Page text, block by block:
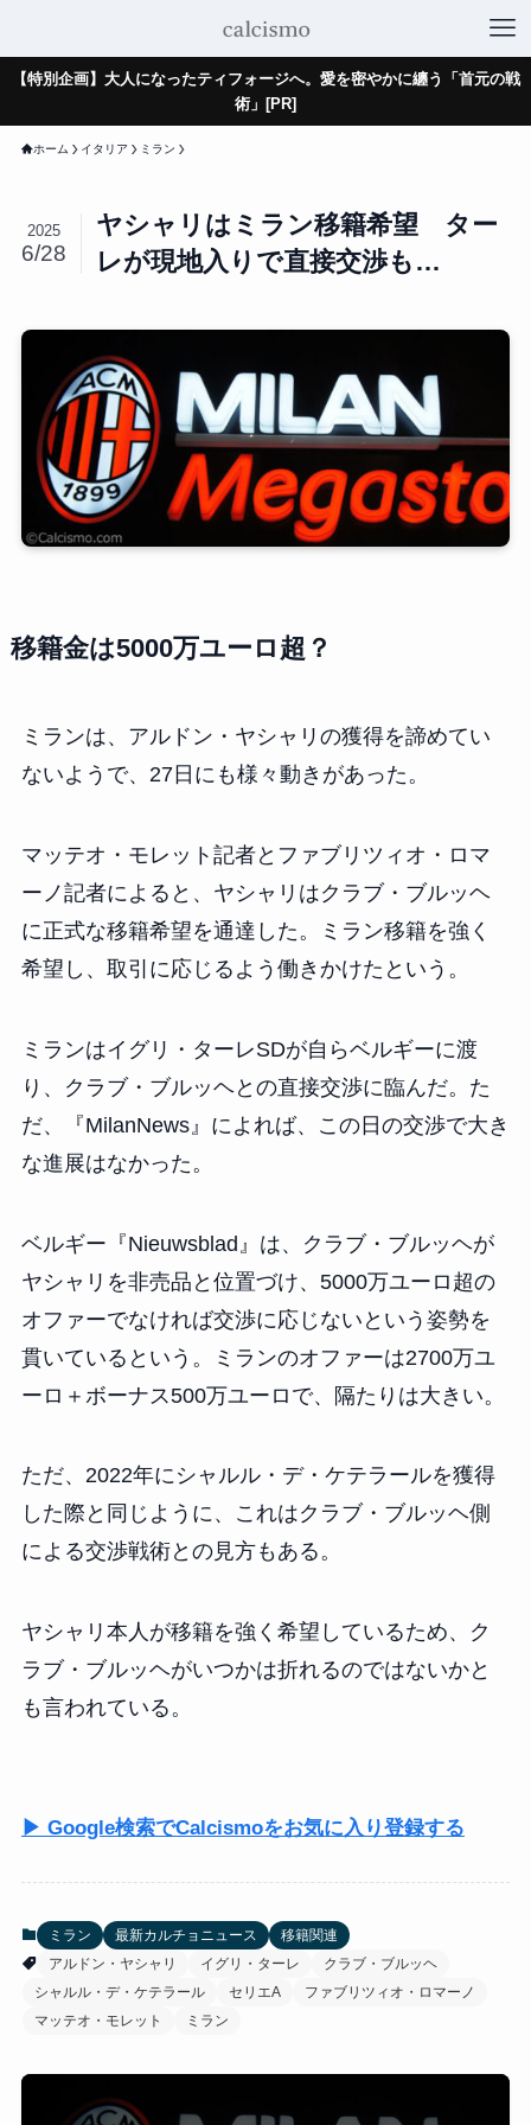
【特別企画】大人になったティフォージへ。愛を密やかに纏う「首元の戦
術」[PR]
ホーム イタリア ミラン
ヤシャリはミラン移籍希望 ター
レが現地入りで直接交渉も…
2025
6/28
移籍金は5000万ユーロ超？
ミランは、アルドン・ヤシャリの獲得を諦めてい
ないようで、27日にも様々動きがあった。
マッテオ・モレット記者とファブリツィオ・ロマ
ーノ記者によると、ヤシャリはクラブ・ブルッヘ
に正式な移籍希望を通達した。ミラン移籍を強く
希望し、取引に応じるよう働きかけたという。
ミランはイグリ・ターレSDが自らベルギーに渡
り、クラブ・ブルッヘとの直接交渉に臨んだ。た
だ、『MilanNews』によれば、この日の交渉で大き
な進展はなかった。
ベルギー『Nieuwsblad』は、クラブ・ブルッヘが
ヤシャリを非売品と位置づけ、5000万ユーロ超の
オファーでなければ交渉に応じないという姿勢を
貫いているという。ミランのオファーは2700万ユ
ーロ＋ボーナス500万ユーロで、隔たりは大きい。
ただ、2022年にシャルル・デ・ケテラールを獲得
した際と同じように、これはクラブ・ブルッヘ側
による交渉戦術との見方もある。
ヤシャリ本人が移籍を強く希望しているため、ク
ラブ・ブルッヘがいつかは折れるのではないかと
も言われている。
▶ Google検索でCalcismoをお気に入り登録する
ミラン 最新カルチョニュース
移籍関連
アルドン・ヤシャリ
イグリ・ターレ
クラブ・ブルッヘ
シャルル・デ・ケテラール
セリエA
ファブリツィオ・ロマーノ
マッテオ・モレット
ミラン